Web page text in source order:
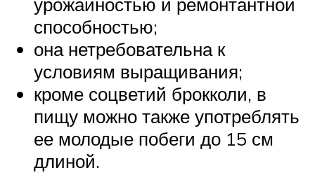
способностью;
она нетребовательна к
условиям выращивания;
кроме соцветий брокколи, в
пищу можно также употреблять
ее молодые побеги до 15 см
длиной.